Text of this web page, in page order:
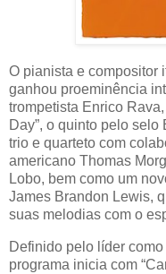
O pianista e compositor
ganhou proeminência
trompetista Enrico
Day”, o quinto pelo
trio e quarteto com
americano Thomas
Lobo, bem como um
James Brandon Lewis,
suas melodias com o
Definido pelo líder
programa inicia com